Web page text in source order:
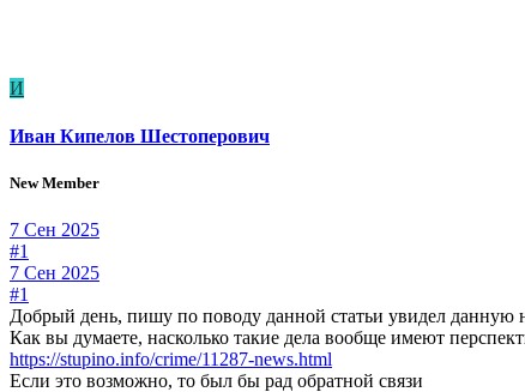
И
Иван Кипелов Шестоперович
New Member
7 Сен 2025
#1
7 Сен 2025
#1
Добрый день, пишу по поводу данной статьи увидел данную
Как вы думаете, насколько такие дела вообще имеют
https://stupino.info/crime/11287-news.html
Если это возможно, то был бы рад обратной связи